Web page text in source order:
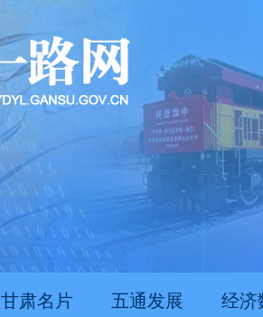
推动经济持续向新向优向
甘肃名片 五通发展 经济